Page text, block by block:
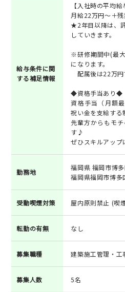
給与条件に関
する補足情報
【入社時の平均
月給22万円～＋
★2年目以降は、
していきます。
※研修期間中(最
になります。
配属後は22万円
◆資格手当あり◆
資格手当（月額
祝い金を支給する
先輩方からもモ
す♪
ぜひスキルアップ
勤務地
福岡県 福岡市博
福岡県福岡市博
受動喫煙対策 屋内原則禁止 (喫
転勤の有無 なし
募集職種 建築施工管理・工
募集人数 5名